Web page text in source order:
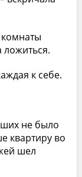
ложиться.
к себе.
не было
квартиру во
шел